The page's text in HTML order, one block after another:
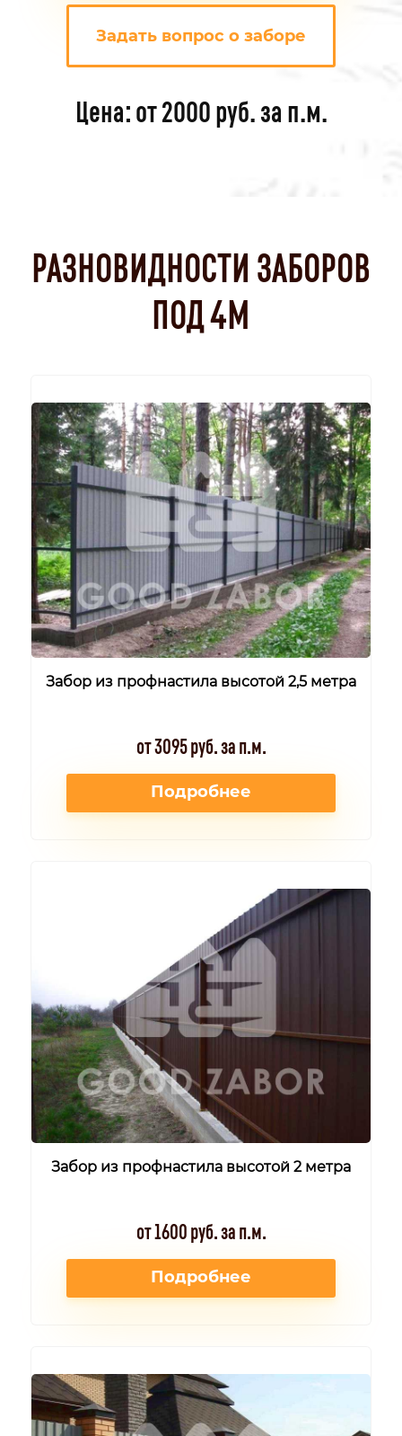
Задать вопрос о заборе
Цена: от 2000 руб. за п.м.
РАЗНОВИДНОСТИ ЗАБОРОВ
ПОД 4М
Забор из профнастила высотой 2,5 метра
от 3095 руб. за п.м.
Подробнее
Забор из профнастила высотой 2 метра
от 1600 руб. за п.м.
Подробнее